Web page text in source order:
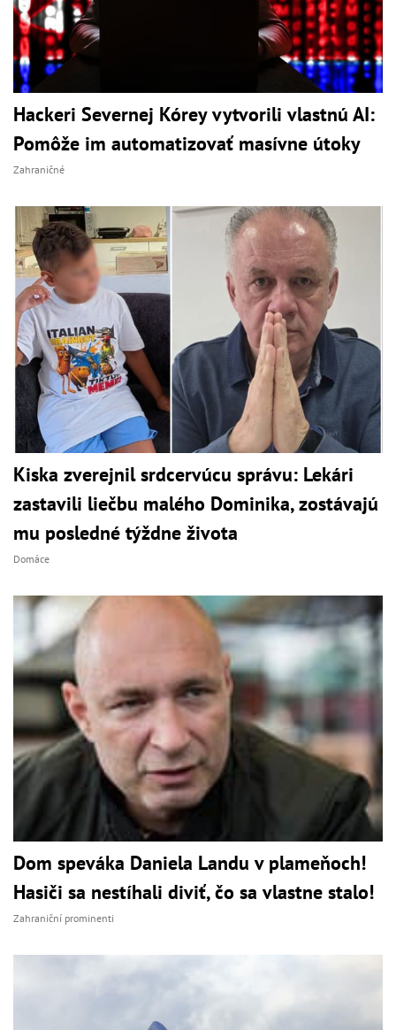
Hackeri Severnej Kórey vytvorili vlastnú AI:
Pomôže im automatizovať masívne útoky
Zahraničné
Kiska zverejnil srdcervúcu správu: Lekári
zastavili liečbu malého Dominika, zostávajú
mu posledné týždne života
Domáce
Dom speváka Daniela Landu v plameňoch!
Hasiči sa nestíhali diviť, čo sa vlastne stalo!
Zahraniční prominenti